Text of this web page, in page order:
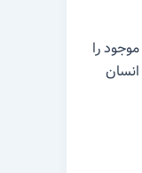
را
انسان